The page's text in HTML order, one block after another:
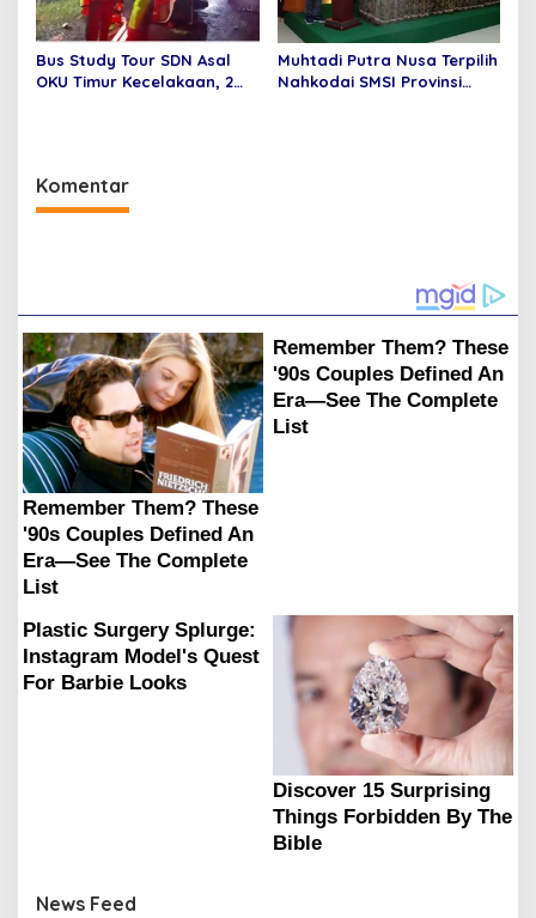
Bus Study Tour SDN Asal
OKU Timur Kecelakaan, 2
Muhtadi Putra Nusa Terpilih
Nahkodai SMSI Provinsi
Komentar
News Feed